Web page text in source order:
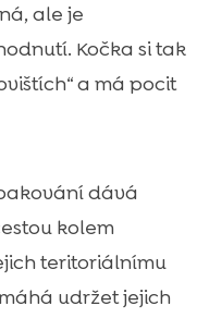
ale je
Kočka si tak
a má pocit
dává
kolem
teritoriálnímu
udržet jejich